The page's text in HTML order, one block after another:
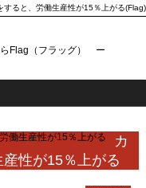
すると、労働生産性が15％上がる(Flag)
Flag（フラッグ） ー
働生産性が15％上がる
カ
性が15％上がる